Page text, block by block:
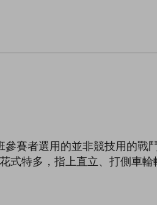
賽者選用的並非競技用的戰
式特多，指上直立、打側車輪